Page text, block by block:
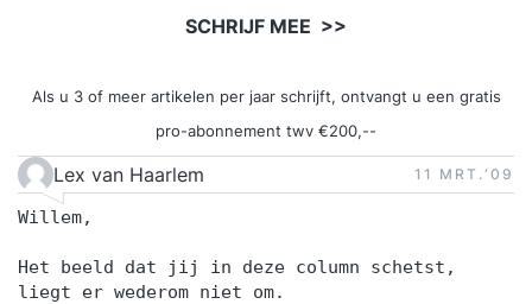
SCHRIJF MEE >>
Als u 3 of meer artikelen per jaar schrijft, ontvangt u een gratis
pro-abonnement twv €200,--
Lex van Haarlem 11 MRT.‘09
Willem,
Het beeld dat jij in deze column schetst,
liegt er wederom niet om.